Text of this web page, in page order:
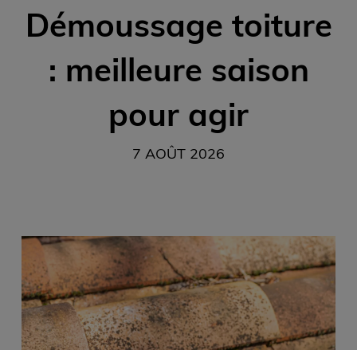
Démoussage toiture
: meilleure saison
pour agir
7 AOÛT 2026